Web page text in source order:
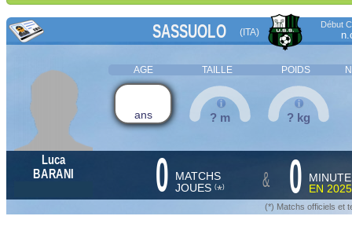
SASSUOLO (ITA)
Début
AGE TAILLE POIDS
ans ? m ? kg
Luca
BARANI
0 MATCHS
JOUES (*) & 0
EN
(*) Matchs officiels et